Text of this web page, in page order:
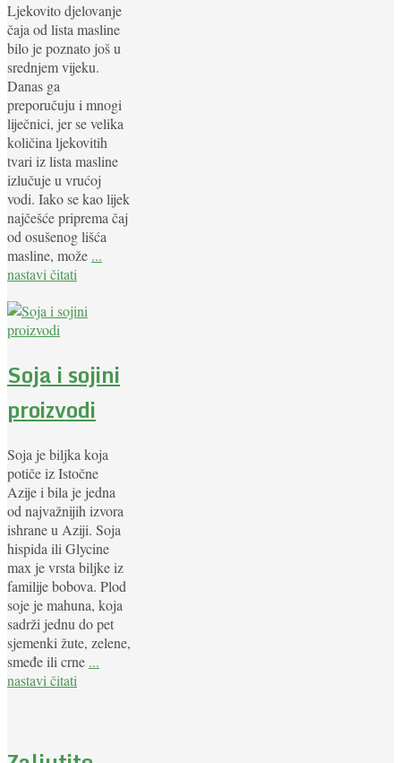
Ljekovito djelovanje
čaja od lista masline
bilo je poznato još u
srednjem vijeku.
Danas ga
preporučuju i mnogi
liječnici, jer se velika
količina ljekovitih
tvari iz lista masline
izlučuje u vrućoj
vodi. Iako se kao lijek
najčešće priprema čaj
od osušenog lišća
masline, može ...
nastavi čitati
Soja i sojini
proizvodi
Soja je biljka koja
potiče iz Istočne
Azije i bila je jedna
od najvažnijih izvora
ishrane u Aziji. Soja
hispida ili Glycine
max je vrsta biljke iz
familije bobova. Plod
soje je mahuna, koja
sadrži jednu do pet
sjemenki žute, zelene,
smeđe ili crne ...
nastavi čitati